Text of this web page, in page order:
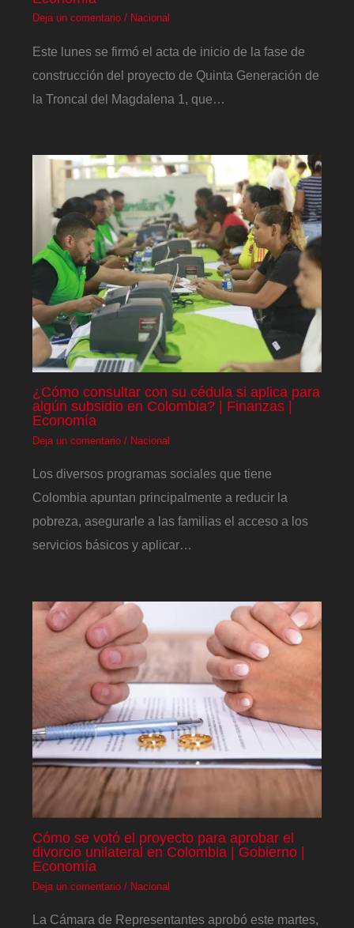
Deja un comentario / Nacional
Este lunes se firmó el acta de inicio de la fase de
construcción del proyecto de Quinta Generación de
la Troncal del Magdalena 1, que…
¿Cómo consultar con su cédula si aplica para
algún subsidio en Colombia? | Finanzas |
Economía
Deja un comentario / Nacional
Los diversos programas sociales que tiene
Colombia apuntan principalmente a reducir la
pobreza, asegurarle a las familias el acceso a los
servicios básicos y aplicar…
Cómo se votó el proyecto para aprobar el
divorcio unilateral en Colombia | Gobierno |
Economía
Deja un comentario / Nacional
La Cámara de Representantes aprobó este martes,